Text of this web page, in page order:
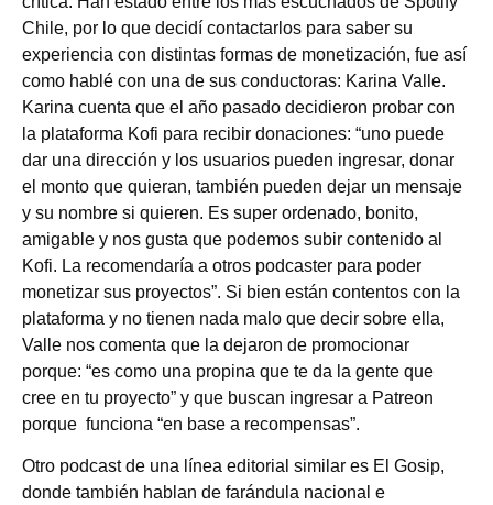
Chile, por lo que decidí contactarlos para saber su
experiencia con distintas formas de monetización, fue así
como hablé con una de sus conductoras: Karina Valle.
Karina cuenta que el año pasado decidieron probar con
la plataforma Kofi para recibir donaciones: “uno puede
dar una dirección y los usuarios pueden ingresar, donar
el monto que quieran, también pueden dejar un mensaje
y su nombre si quieren. Es super ordenado, bonito,
amigable y nos gusta que podemos subir contenido al
Kofi. La recomendaría a otros podcaster para poder
monetizar sus proyectos”. Si bien están contentos con la
plataforma y no tienen nada malo que decir sobre ella,
Valle nos comenta que la dejaron de promocionar
porque: “es como una propina que te da la gente que
cree en tu proyecto” y que buscan ingresar a Patreon
porque funciona “en base a recompensas”.
Otro podcast de una línea editorial similar es El Gosip,
donde también hablan de farándula nacional e